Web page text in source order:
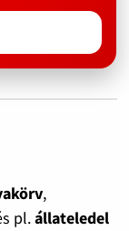
,
pl.állateledel